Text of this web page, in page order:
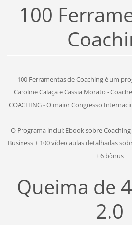
100
100 Ferramentas de Coaching é um
Caroline Calaça e Cássia Morato -
COACHING - O maior Congresso
O Programa inclui: Ebook sobre
Business + 100 vídeo aulas detalhadas
+ 6 bônus
Queima de
2.0